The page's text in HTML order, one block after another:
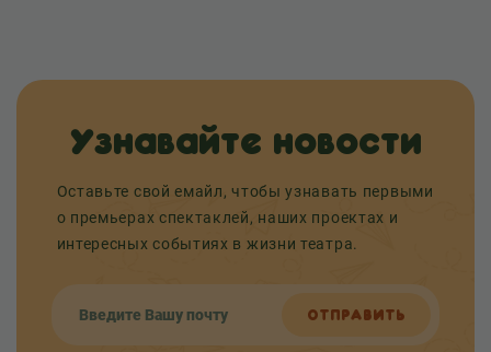
Узнавайте новости
Оставьте свой емайл, чтобы узнавать первыми
о премьерах спектаклей, наших проектах и
интересных событиях в жизни театра.
ОТПРАВИТЬ